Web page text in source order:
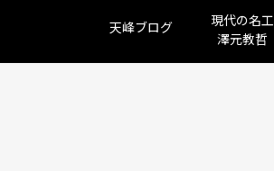
天峰ブログ
現代の名工
澤元教哲